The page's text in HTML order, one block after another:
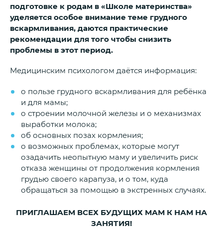
подготовке к родам в «Школе материнства»
уделяется особое внимание теме грудного
вскармливания, даются практические
рекомендации для того чтобы снизить
проблемы в этот период.
Медицинским психологом даётся информация:
о пользе грудного вскармливания для ребёнка
и для мамы;
о строении молочной железы и о механизмах
выработки молока;
об основных позах кормления;
о возможных проблемах, которые могут
озадачить неопытную маму и увеличить риск
отказа женщины от продолжения кормления
грудью своего карапуза, и о том, куда
обращаться за помощью в экстренных случаях.
ПРИГЛАШАЕМ ВСЕХ БУДУЩИХ МАМ К НАМ НА
ЗАНЯТИЯ!